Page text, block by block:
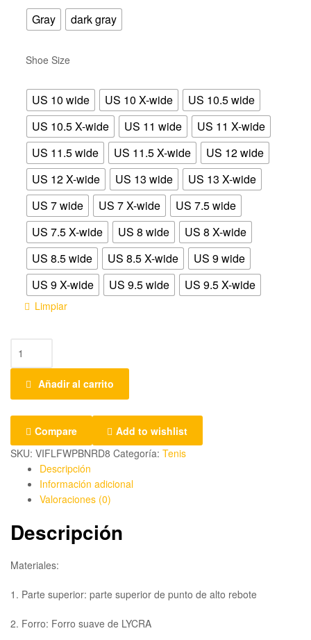
Gray dark gray
Shoe Size
US 10 wide US 10 X-wide
US 10.5 wide
US 10.5 X-wide
US 11 wide
US 11 X-wide
US 11.5 wide
US 11.5 X-wide
US 12 wide
US 12 X-wide
US 13 wide
US 13 X-wide
US 7 wide
US 7 X-wide
US 7.5 wide
US 7.5 X-wide
US 8 wide
US 8 X-wide
US 8.5 wide
US 8.5 X-wide
US 9 wide
US 9 X-wide
US 9.5 wide US 9.5 X-wide
Limpiar
Añadir al carrito
Compare
Add to wishlist
SKU: VIFLFWPBNRD8 Categoría: Tenis
Descripción
Información adicional
Valoraciones (0)
Descripción
Materiales:
1. Parte superior: parte superior de punto de alto rebote
2. Forro: Forro suave de LYCRA